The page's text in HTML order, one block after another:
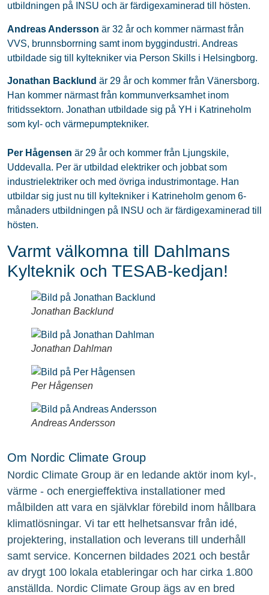
utbildningen på INSU och är färdigexaminerad till hösten.
Andreas Andersson är 32 år och kommer närmast från
VVS, brunnsborrning samt inom byggindustri. Andreas
utbildade sig till kyltekniker via Person Skills i Helsingborg.
Jonathan Backlund är 29 år och kommer från Vänersborg.
Han kommer närmast från kommunverksamhet inom
fritidssektorn. Jonathan utbildade sig på YH i Katrineholm
som kyl- och värmepumptekniker.
Per Hågensen är 29 år och kommer från Ljungskile,
Uddevalla. Per är utbildad elektriker och jobbat som
industrielektriker och med övriga industrimontage. Han
utbildar sig just nu till kyltekniker i Katrineholm genom 6-
månaders utbildningen på INSU och är färdigexaminerad till
hösten.
Varmt välkomna till Dahlmans
Kylteknik och TESAB-kedjan!
Jonathan Backlund
Jonathan Dahlman
Per Hågensen
Andreas Andersson
Om Nordic Climate Group
Nordic Climate Group är en ledande aktör inom kyl-,
värme - och energieffektiva installationer med
målbilden att vara en självklar förebild inom hållbara
klimatlösningar. Vi tar ett helhetsansvar från idé,
projektering, installation och leverans till underhåll
samt service. Koncernen bildades 2021 och består
av drygt 100 lokala etableringar och har cirka 1.800
anställda. Nordic Climate Group ägs av en bred